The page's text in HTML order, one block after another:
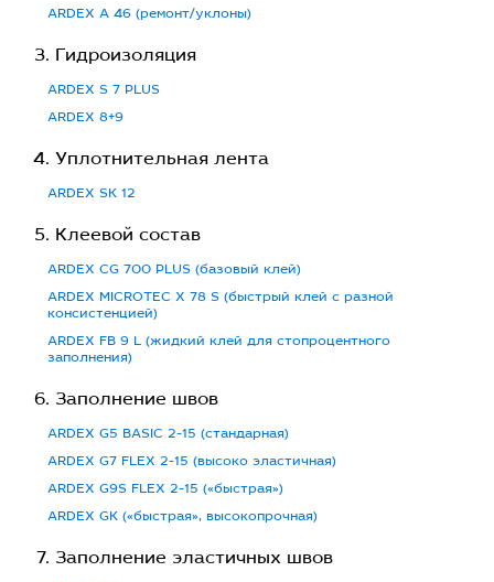
ARDEX A 46 (ремонт/уклоны)
Гидроизоляция
ARDEX S 7 PLUS
ARDEX 8+9
Уплотнительная лента
ARDEX SK 12
Клеевой состав
ARDEX CG 700 PLUS (базовый клей)
ARDEX MICROTEC X 78 S (быстрый клей с разной
консистенцией)
ARDEX FB 9 L (жидкий клей для стопроцентного
заполнения)
Заполнение швов
ARDEX G5 BASIC 2-15 (стандарная)
ARDEX G7 FLEX 2-15 (высоко эластичная)
ARDEX G9S FLEX 2-15 («быстрая»)
ARDEX GK («быстрая», высокопрочная)
Заполнение эластичных швов